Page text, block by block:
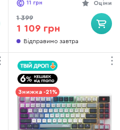
Оціни
11 грн
1 399
1 109 грн
Відправимо завтра
Знижка -21%